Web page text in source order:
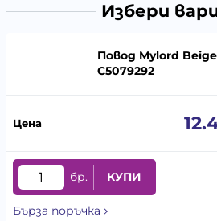
Избери
Повод Mylord
C5079292
бр. КУПИ
Бърза поръчка